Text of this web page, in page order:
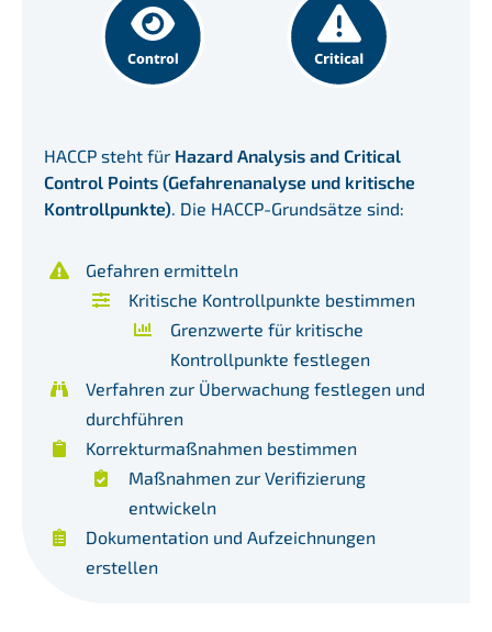
HACCP steht für Hazard Analysis and Critical
Control Points (Gefahrenanalyse und kritische
Kontrollpunkte). Die HACCP-Grundsätze sind:
Gefahren ermitteln
Kritische Kontrollpunkte bestimmen
Grenzwerte für kritische
Kontrollpunkte festlegen
Verfahren zur Überwachung festlegen und
durchführen
Korrekturmaßnahmen bestimmen
Maßnahmen zur Verifizierung
entwickeln
Dokumentation und Aufzeichnungen
erstellen